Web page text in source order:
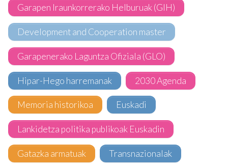
Garapen Iraunkorrerako Helburuak (GIH)
Development and Cooperation master
Garapenerako Laguntza Ofiziala (GLO)
Hipar-Hego harremanak 2030 Agenda
Memoria historikoa Euskadi
Lankidetza politika publikoak Euskadin
Gatazka armatuak Transnazionalak